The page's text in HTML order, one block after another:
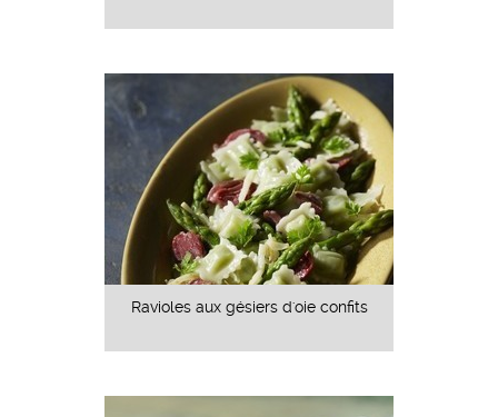
Ravioles aux gésiers d'oie confits